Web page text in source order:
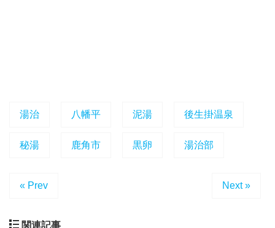
湯治 八幡平 泥湯 後生掛温泉
秘湯 鹿角市 黒卵 湯治部
« Prev Next »
関連記事